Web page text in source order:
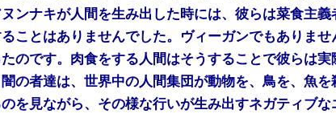
ンナキが人間を生み出した時には、彼らは菜食主
ことはありませんでした。ヴィーガンでもありま
のです。肉食をする人間はそうすることで彼らは
の者達は、世界中の人間集団が動物を、鳥を、魚
を見ながら、その様な行いが生み出すネガティブ